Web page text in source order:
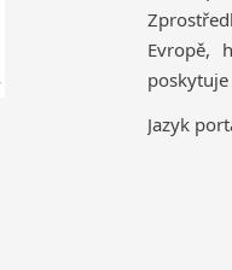
Evropě,
Jazyk